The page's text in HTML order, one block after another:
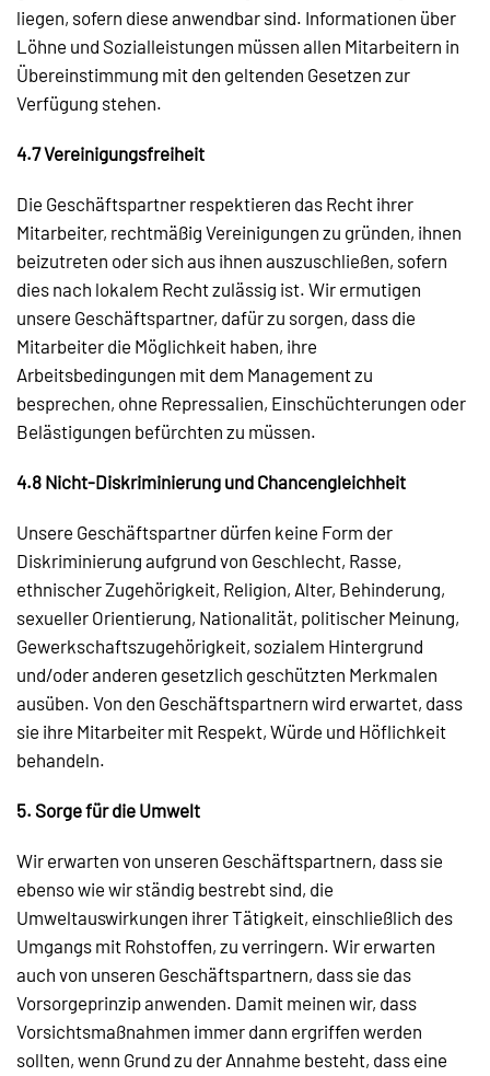
liegen, sofern diese anwendbar sind. Informationen über
Löhne und Sozialleistungen müssen allen Mitarbeitern in
Übereinstimmung mit den geltenden Gesetzen zur
Verfügung stehen.
4.7 Vereinigungsfreiheit
Die Geschäftspartner respektieren das Recht ihrer
Mitarbeiter, rechtmäßig Vereinigungen zu gründen, ihnen
beizutreten oder sich aus ihnen auszuschließen, sofern
dies nach lokalem Recht zulässig ist. Wir ermutigen
unsere Geschäftspartner, dafür zu sorgen, dass die
Mitarbeiter die Möglichkeit haben, ihre
Arbeitsbedingungen mit dem Management zu
besprechen, ohne Repressalien, Einschüchterungen oder
Belästigungen befürchten zu müssen.
4.8 Nicht-Diskriminierung und Chancengleichheit
Unsere Geschäftspartner dürfen keine Form der
Diskriminierung aufgrund von Geschlecht, Rasse,
ethnischer Zugehörigkeit, Religion, Alter, Behinderung,
sexueller Orientierung, Nationalität, politischer Meinung,
Gewerkschaftszugehörigkeit, sozialem Hintergrund
und/oder anderen gesetzlich geschützten Merkmalen
ausüben. Von den Geschäftspartnern wird erwartet, dass
sie ihre Mitarbeiter mit Respekt, Würde und Höflichkeit
behandeln.
5. Sorge für die Umwelt
Wir erwarten von unseren Geschäftspartnern, dass sie
ebenso wie wir ständig bestrebt sind, die
Umweltauswirkungen ihrer Tätigkeit, einschließlich des
Umgangs mit Rohstoffen, zu verringern. Wir erwarten
auch von unseren Geschäftspartnern, dass sie das
Vorsorgeprinzip anwenden. Damit meinen wir, dass
Vorsichtsmaßnahmen immer dann ergriffen werden
sollten, wenn Grund zu der Annahme besteht, dass eine